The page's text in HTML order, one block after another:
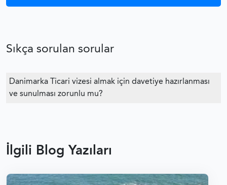
DANIMARKA ÇALIŞMA VIZESI
DANIMARKA VIZE REDDI
DANIMARKA VIZESI FORMLAR
Sıkça sorulan sorular
Danimarka Ticari vizesi almak için davetiye hazırlanması
ve sunulması zorunlu mu?
İlgili Blog Yazıları